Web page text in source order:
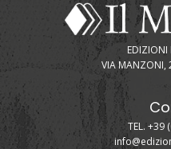
EDIZIONI
VIA MANZONI,
TEL. +39